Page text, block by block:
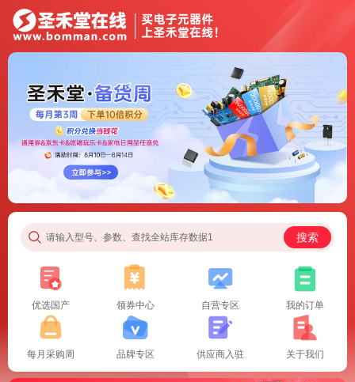
请输入型号、参数、查找全站库存数据1 搜索
优选国产 领券中心 自营专区 我的订单
每月采购周 品牌专区 供应商入驻 关于我们